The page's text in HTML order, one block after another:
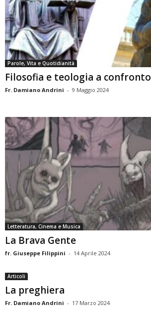
Parole, Vita e Quotidianità
Filosofia e teologia a confronto
Fr. Damiano Andrini - 9 Maggio 2024
Letteratura, Cinema e Musica
La Brava Gente
fr. Giuseppe Filippini - 14 Aprile 2024
Articoli
La preghiera
Fr. Damiano Andrini - 17 Marzo 2024